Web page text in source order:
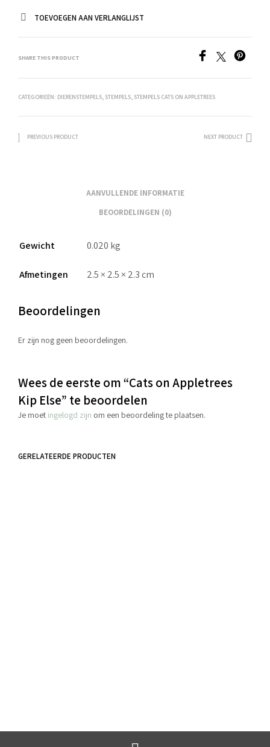
TOEVOEGEN AAN VERLANGLIJST
SHARE THIS PRODUCT
CATEGORIEËN: DIERENSTEMPELS, STEMPELS, STEMPELS CATS ON APPLETREES
PREVIOUS PRODUCT NEXT PRODUCT
AANVULLENDE INFORMATIE
BEOORDELINGEN (0)
Gewicht 0.020 kg
Afmetingen 2.5 × 2.5 × 2.3 cm
Beoordelingen
Er zijn nog geen beoordelingen.
Wees de eerste om “Cats on Appletrees
Kip Else” te beoordelen
Je moet ingelogd zijn om een beoordeling te plaatsen.
GERELATEERDE PRODUCTEN